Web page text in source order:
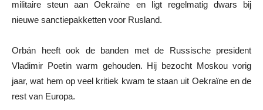
militaire steun aan Oekraïne en ligt regelmatig dwars bij
nieuwe sanctiepakketten voor Rusland.
Orbán heeft ook de banden met de Russische president
Vladimir Poetin warm gehouden. Hij bezocht Moskou vorig
jaar, wat hem op veel kritiek kwam te staan uit Oekraïne en de
rest van Europa.